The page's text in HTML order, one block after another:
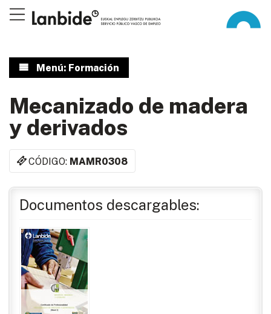
Menú: Formación
Mecanizado de madera
y derivados
CÓDIGO: MAMR0308
Documentos descargables: